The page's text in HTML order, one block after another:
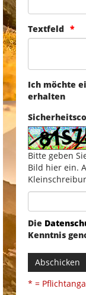
Textfeld
Ich möchte
erhalten
Bitte geben
Bild hier ein.
Die
Kenntnis
Abschicken
* =